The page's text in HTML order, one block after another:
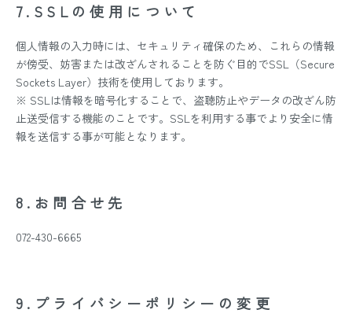
7.SSLの使用について
個人情報の入力時には、セキュリティ確保のため、これらの情報
が傍受、妨害または改ざんされることを防ぐ目的でSSL（Secure
Sockets Layer）技術を使用しております。
※ SSLは情報を暗号化することで、盗聴防止やデータの改ざん防
止送受信する機能のことです。SSLを利用する事でより安全に情
報を送信する事が可能となります。
8.お問合せ先
072-430-6665
9.プライバシーポリシーの変更